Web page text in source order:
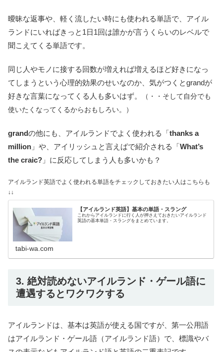
曖昧な返事や、軽く流したい時にも使われる単語で、アイル
ランドにいればきっと1日1回は誰かが言うくらいのレベルで
聞こえてくる単語です。
同じ人やモノに接する回数が増えれば増えるほど好きになっ
てしまうという心理的効果のせいなのか、気がつくとgrandが
好きな言葉になってくる人も多いはず。
（・・そして自分でも
使いたくなってくるからおもしろい。）
grandの他にも、アイルランドでよく使われる「thanks a
million 」や、アイリッシュと言えばで紹介される「What’s
the craic? 」に反応してしまう人も多いかも？
アイルランド英語でよく使われる単語をチェックしておきたい人はこちらも
↓↓
【アイルランド英語】基本の単語・スラング
これからアイルランドに行く人が押さえておきたいアイルランド
英語の基本単語・スラングをまとめています。
tabi-wa.com
3. 絶対読めないアイルランド・ゲール語に
遭遇するとワクワクする
アイルランドは、基本は英語が使える国ですが、第一公用語
はアイルランド・ゲール語（アイルランド語）で、標識やバ